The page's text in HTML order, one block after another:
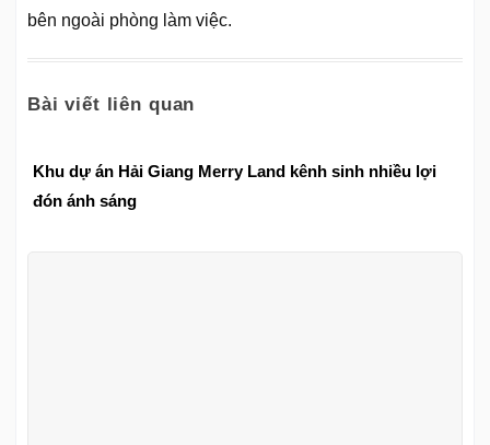
bên ngoài phòng làm việc.
Bài viết liên quan
Khu dự án Hải Giang Merry Land kênh sinh nhiều lợi
đón ánh sáng